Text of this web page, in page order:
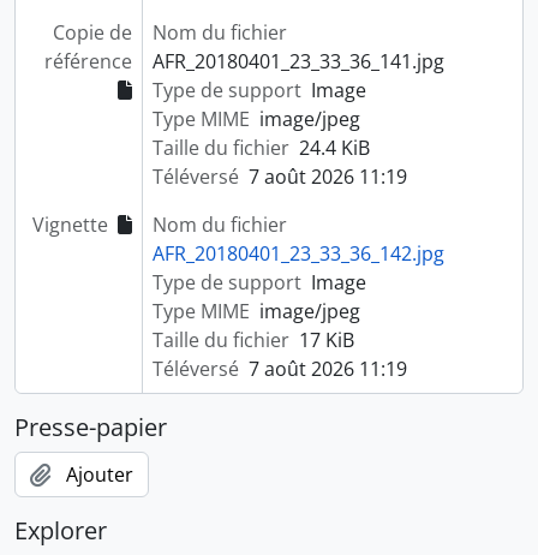
Copie de
référence
Nom du fichier
AFR_20180401_23_33_36_141.jpg
Type de support Image
Type MIME image/jpeg
Taille du fichier 24.4 KiB
Téléversé 7 août 2026 11:19
Vignette
Nom du fichier
AFR_20180401_23_33_36_142.jpg
Type de support Image
Type MIME image/jpeg
Taille du fichier 17 KiB
Téléversé 7 août 2026 11:19
Presse-papier
Ajouter
Explorer